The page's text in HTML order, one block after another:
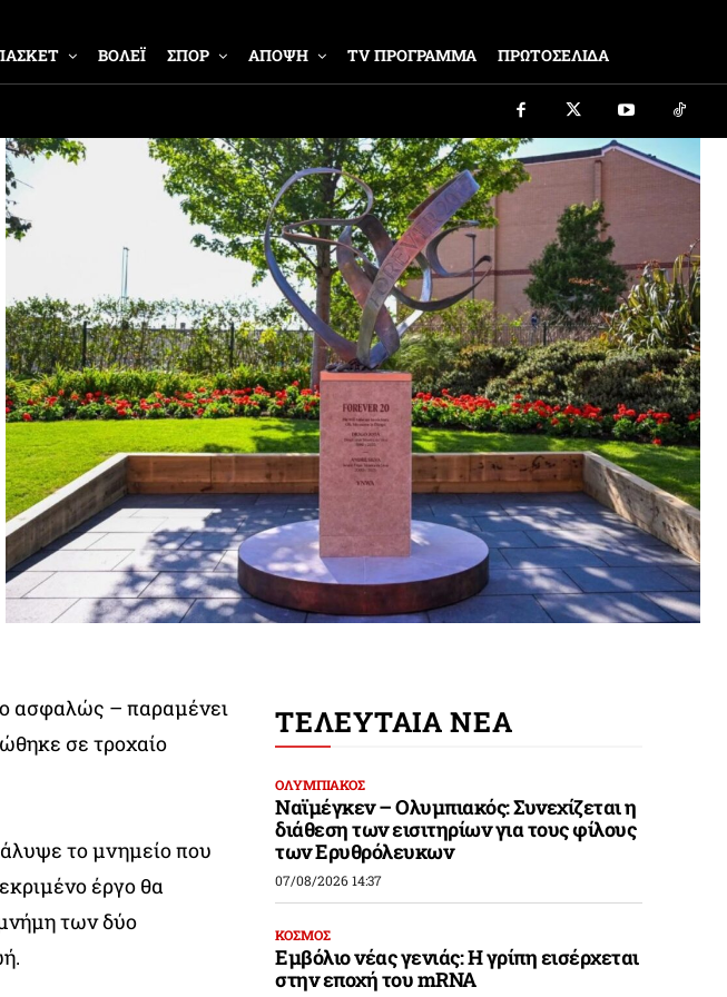
ΒΟΛΕΪ ΣΠΟΡ ΑΠΟΨΗ TV ΠΡΟΓΡΑΜΜΑ ΠΡΩΤΟΣΕΛΙΔΑ
ασφαλώς – παραμένει
σε τροχαίο
το μνημείο που
έργο θα
των δύο
ΤΕΛΕΥΤΑΙΑ ΝΕΑ
ΟΛΥΜΠΙΑΚΟΣ
Ναϊμέγκεν – Ολυμπιακός: Συνεχίζεται η
διάθεση των εισιτηρίων για τους φίλους
των Ερυθρόλευκων
07/08/2026 14:37
ΚΟΣΜΟΣ
Εμβόλιο νέας γενιάς: Η γρίπη εισέρχεται
στην εποχή του mRNA